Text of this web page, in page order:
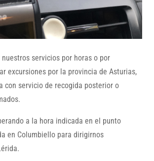
servicios por horas o por
excursiones por la provincia de Asturias,
con servicio de recogida posterior o
a la hora indicada en el punto
en Columbiello para dirigirnos